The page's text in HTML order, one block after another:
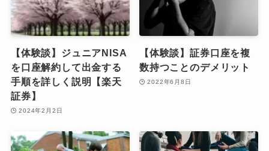
【体験談】ジュニアNISA
を口座解約して出金する
手順を詳しく説明【楽天
証券】
2024年2月2日
【体験談】証券口座を複
数持つことのデメリット
2022年6月8日